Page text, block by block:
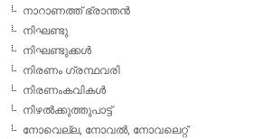
നാറാണത്ത് ഭ്രാന്തന്‍
നിഘണ്ടു
നിഘണ്ടുക്കള്‍
നിരണം ഗ്രന്ഥവരി
നിരണംകവികള്‍
നിഴല്‍ക്കുത്തുപാട്ട്
നോവെല്ല, നോവല്‍, നോവലെറ്റ്